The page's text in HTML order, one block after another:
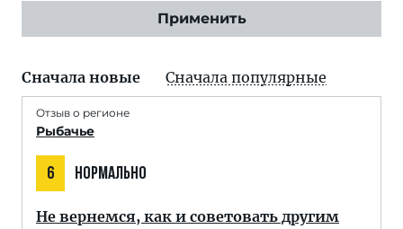
Применить
Сначала новые Сначала популярные
Отзыв о регионе
Рыбачье
6 НОРМАЛЬНО
Не вернемся, как и советовать другим